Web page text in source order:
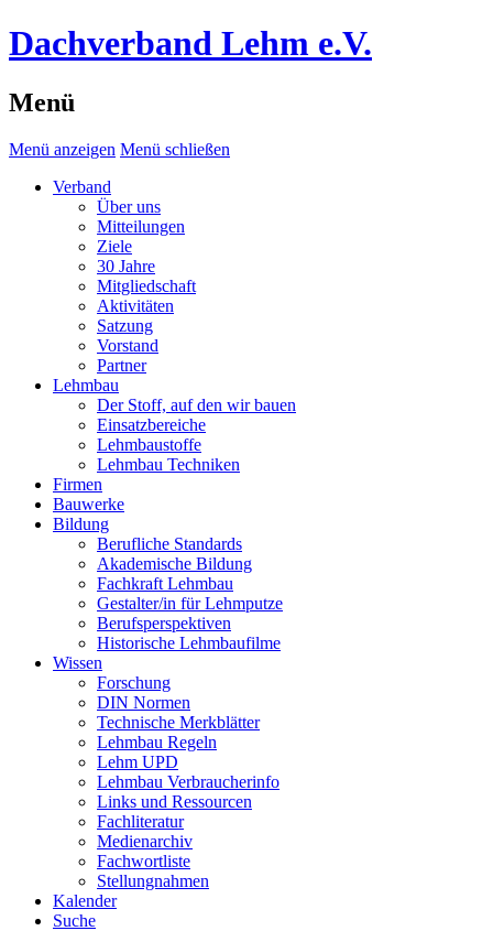
Dachverband Lehm e.V.
Menü
Menü anzeigen Menü schließen
Verband
Über uns
Mitteilungen
Ziele
30 Jahre
Mitgliedschaft
Aktivitäten
Satzung
Vorstand
Partner
Lehmbau
Der Stoff, auf den wir bauen
Einsatzbereiche
Lehmbaustoffe
Lehmbau Techniken
Firmen
Bauwerke
Bildung
Berufliche Standards
Akademische Bildung
Fachkraft Lehmbau
Gestalter/in für Lehmputze
Berufsperspektiven
Historische Lehmbaufilme
Wissen
Forschung
DIN Normen
Technische Merkblätter
Lehmbau Regeln
Lehm UPD
Lehmbau Verbraucherinfo
Links und Ressourcen
Fachliteratur
Medienarchiv
Fachwortliste
Stellungnahmen
Kalender
Suche